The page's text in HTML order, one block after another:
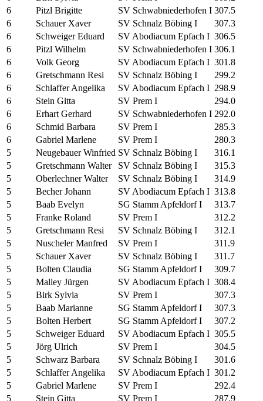
6
Pitzl Brigitte SV Schwabniederhofen I 307.5
6
Schauer Xaver SV Schnalz Böbing I
307.3
6
Schweiger Eduard SV Abodiacum Epfach I 306.5
6
Pitzl Wilhelm SV Schwabniederhofen I 306.1
6
Volk Georg SV Abodiacum Epfach I 301.8
6
Gretschmann Resi SV Schnalz Böbing I
299.2
6
Schlaffer Angelika SV Abodiacum Epfach I 298.9
6
Stein Gitta SV Prem I
294.0
6
Erhart Gerhard SV Schwabniederhofen I 292.0
6
Schmid Barbara SV Prem I
285.3
6
Gabriel Marlene SV Prem I
280.3
5
Neugebauer Winfried SV Schnalz Böbing I
316.1
5
Gretschmann Walter SV Schnalz Böbing I
315.3
5
Oberlechner Walter SV Schnalz Böbing I
314.9
5
Becher Johann SV Abodiacum Epfach I 313.8
5
Baab Evelyn SG Stamm Apfeldorf I
313.7
5
Franke Roland SV Prem I
312.2
5
Gretschmann Resi SV Schnalz Böbing I
312.1
5
Nuscheler Manfred SV Prem I
311.9
5
Schauer Xaver SV Schnalz Böbing I
311.7
5
Bolten Claudia SG Stamm Apfeldorf I
309.7
5
Malley Jürgen SV Abodiacum Epfach I 308.4
5
Birk Sylvia SV Prem I
307.3
5
Baab Marianne SG Stamm Apfeldorf I
307.3
5
Bolten Herbert SG Stamm Apfeldorf I
307.2
5
Schweiger Eduard SV Abodiacum Epfach I 305.5
5
Jörg Ulrich SV Prem I
304.5
5
Schwarz Barbara SV Schnalz Böbing I
301.6
5
Schlaffer Angelika SV Abodiacum Epfach I 301.2
5
Gabriel Marlene SV Prem I
292.4
5
Stein Gitta SV Prem I
287.9